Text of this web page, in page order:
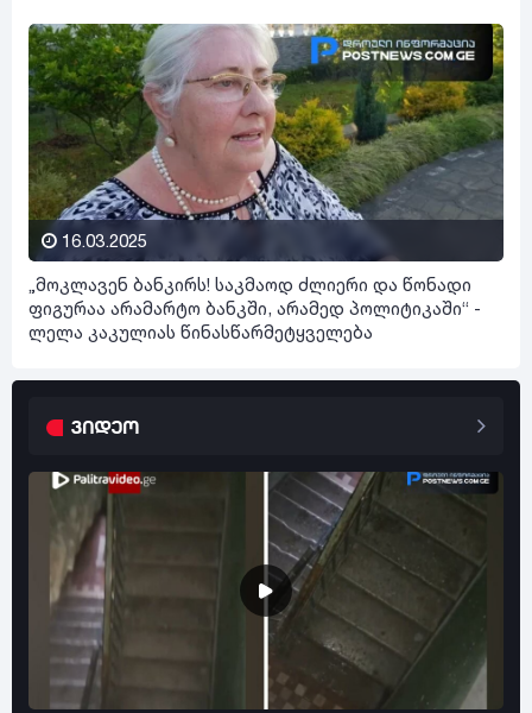
16.03.2025
„მოკლავენ ბანკირს! საკმაოდ ძლიერი და წონადი
ფიგურაა არამარტო ბანკში, არამედ პოლიტიკაში“ -
ლელა კაკულიას წინასწარმეტყველება
ვიდეო